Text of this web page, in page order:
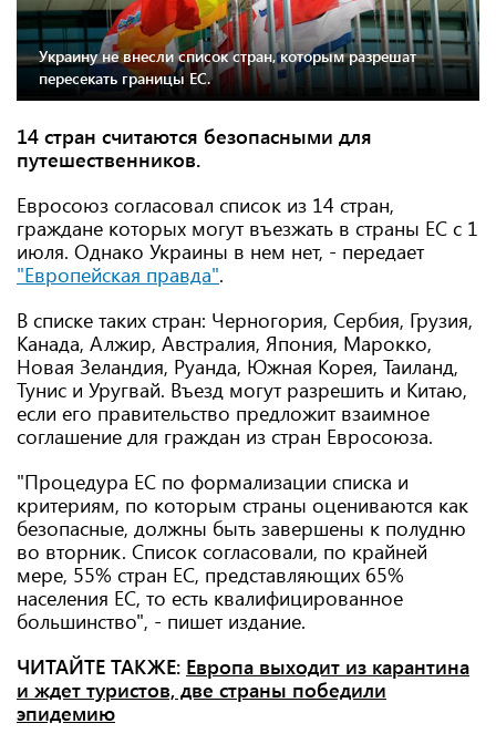
Украину не внесли список стран, которым разрешат
пересекать границы ЕС.
14 стран считаются безопасными для
путешественников.
Евросоюз согласовал список из 14 стран,
граждане которых могут въезжать в страны ЕС с 1
июля. Однако Украины в нем нет, - передает
"Европейская правда".
В списке таких стран: Черногория, Сербия, Грузия,
Канада, Алжир, Австралия, Япония, Марокко,
Новая Зеландия, Руанда, Южная Корея, Таиланд,
Тунис и Уругвай. Въезд могут разрешить и Китаю,
если его правительство предложит взаимное
соглашение для граждан из стран Евросоюза.
"Процедура ЕС по формализации списка и
критериям, по которым страны оцениваются как
безопасные, должны быть завершены к полудню
во вторник. Список согласовали, по крайней
мере, 55% стран ЕС, представляющих 65%
населения ЕС, то есть квалифицированное
большинство", - пишет издание.
ЧИТАЙТЕ ТАКЖЕ: Европа выходит из карантина
и ждет туристов, две страны победили
эпидемию